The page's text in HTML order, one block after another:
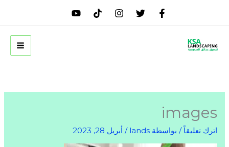
images
اترك تعليقاً / بواسطة lands
/أبريل 28, 2023